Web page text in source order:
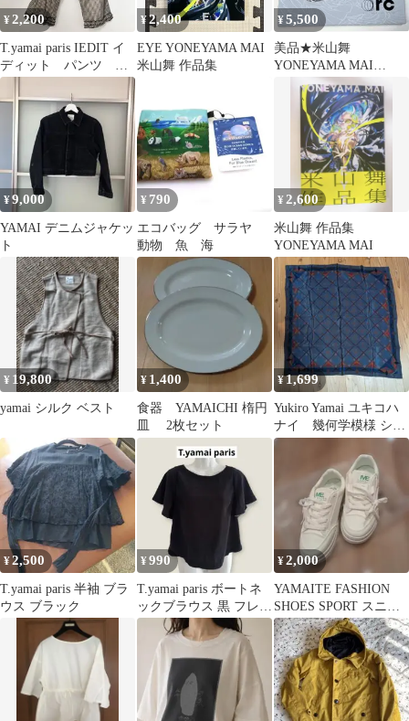
¥2,200
T.yamai paris IEDIT イ
ディット パンツ ス
トライプ LL
¥2,400
EYE YONEYAMA MAI
米山舞 作品集
¥5,500
美品★米山舞
YONEYAMA MAI
EXHIBITION “arc”
¥9,000
YAMAI デニムジャケッ
ト
¥ 790
エコバッグ サラヤ
動物 魚 海
¥ 2,600
米山舞 作品集
YONEYAMA MAI
¥ 19,800
yamai シルク ベスト
¥ 1,400
食器 YAMAICHI 楕円
皿 2枚セット
¥1,699
Yukiro Yamai ユキコハ
ナイ 幾何学模様 シル
クスカーフ
¥2,500
T.yamai paris 半袖 ブラ
ウス ブラック
¥990
T.yamai paris ボートネ
ックブラウス 黒 フレア
スリーブ 0
¥2,000
YAMAITE FASHION
SHOES SPORT スニー
カー ホワイト